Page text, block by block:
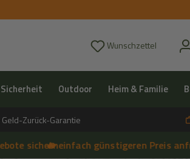
Wunschzettel Du
Sicherheit Outdoor Heim & Familie
Geld-Zurück-Garantie
➔
🔥 einfach günstigeren Preis anfragen
➔
🔥